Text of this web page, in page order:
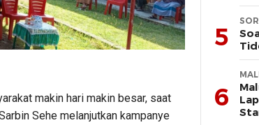
makin hari makin besar, saat
Sehe melanjutkan kampanye
5
6